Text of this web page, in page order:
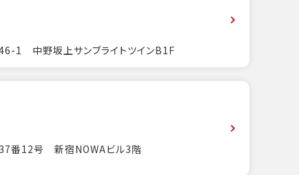
1 中野坂上サンブライトツインB1F
番12号 新宿NOWAビル3階